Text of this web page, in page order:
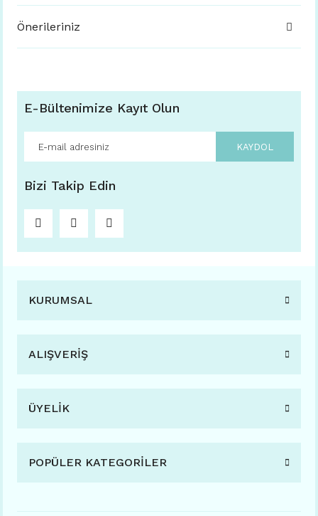
Önerileriniz
E-Bültenimize Kayıt Olun
KAYDOL
Bizi Takip Edin
KURUMSAL
ALIŞVERİŞ
ÜYELİK
POPÜLER KATEGORİLER